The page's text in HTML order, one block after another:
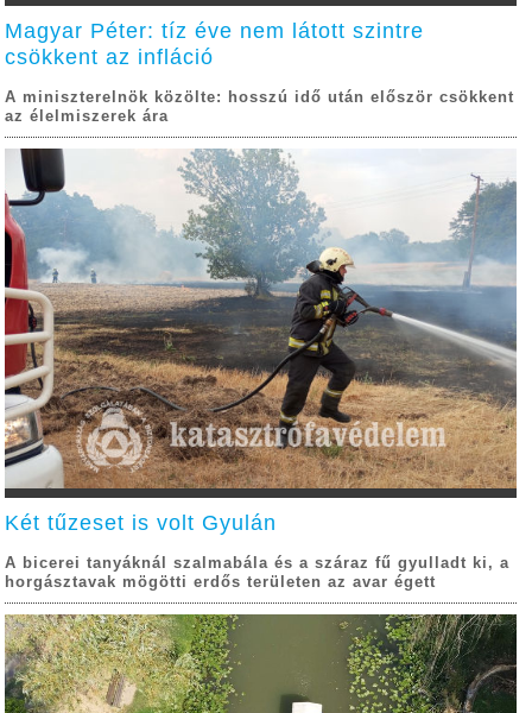
Magyar Péter: tíz éve nem látott szintre
csökkent az infláció
A miniszterelnök közölte: hosszú idő után először csökkent
az élelmiszerek ára
Két tűzeset is volt Gyulán
A bicerei tanyáknál szalmabála és a száraz fű gyulladt ki, a
horgásztavak mögötti erdős területen az avar égett